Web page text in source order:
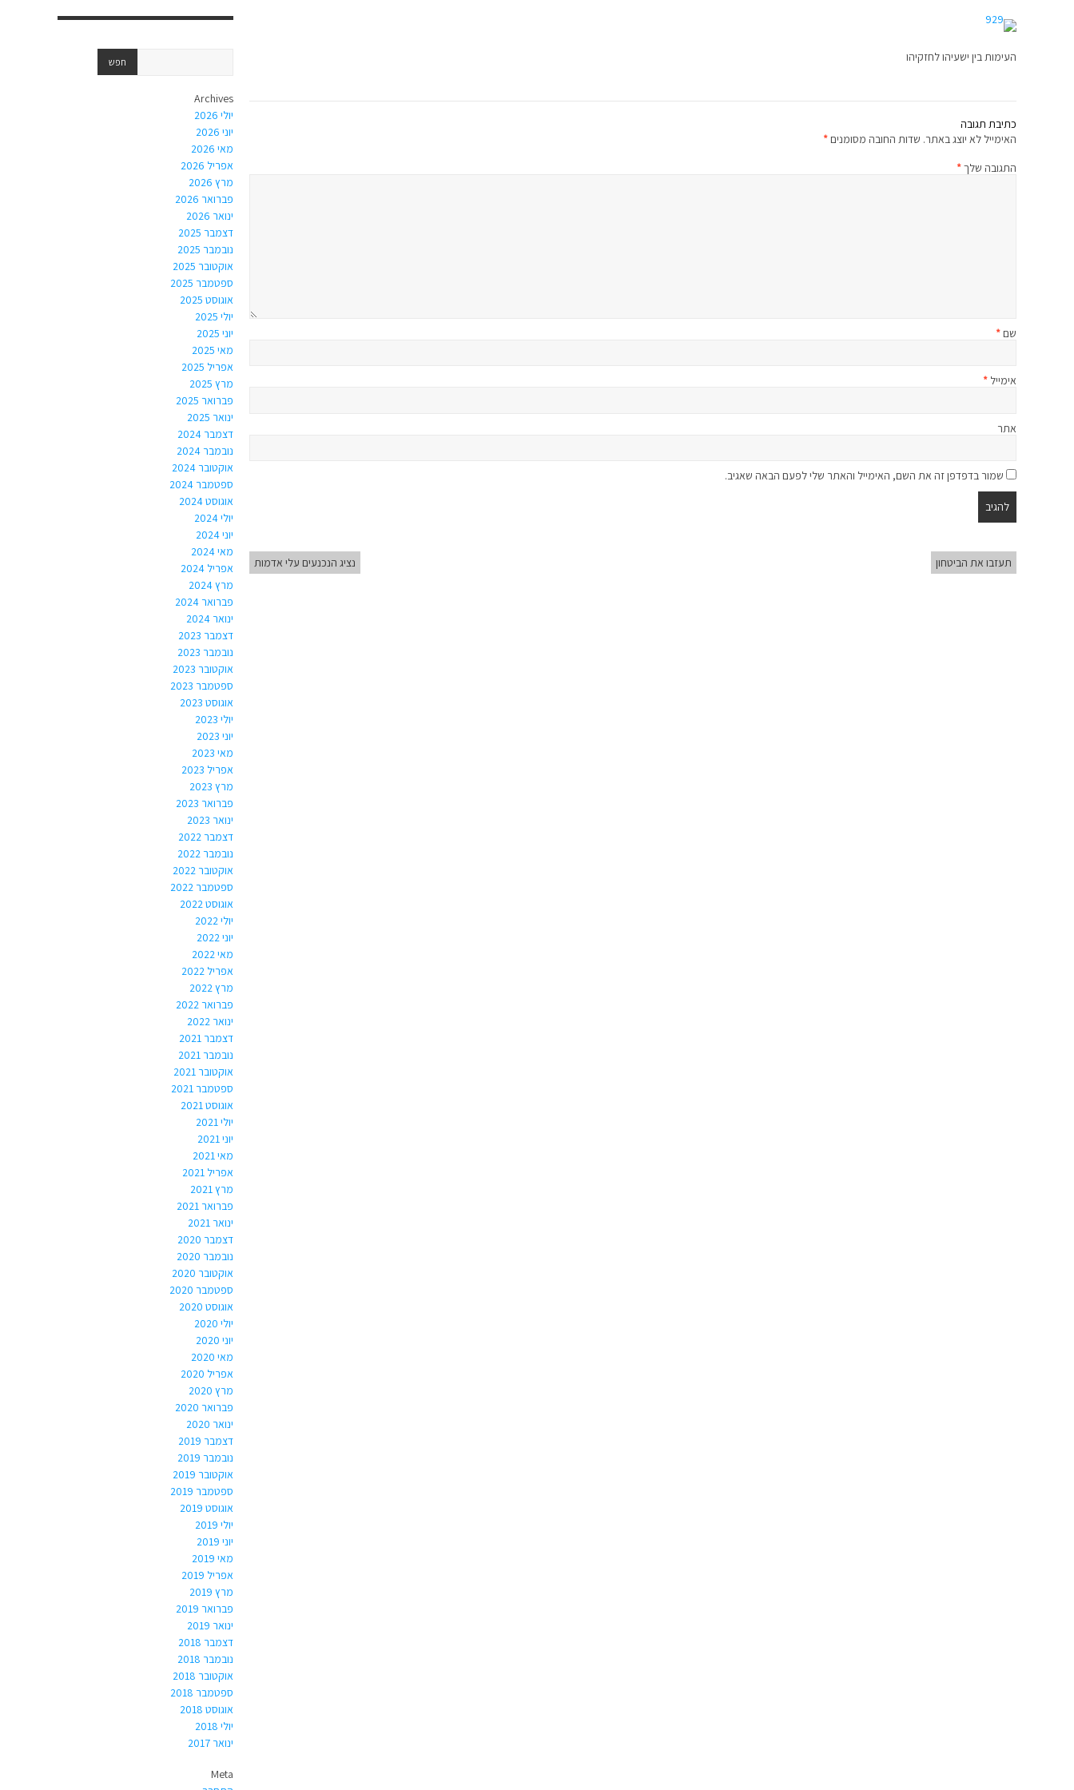
העימות בין ישעיהו לחזקיהו
כתיבת תגובה
האימייל לא יוצג באתר. שדות החובה מסומנים*
התגובה שלך*
שם*
אימייל *
אתר
שמור בדפדפן זה את השם, האימייל והאתר שלי לפעם הבאה שאגיב.
תעזבו את הביטחון נציג הנכנעים עלי אדמות
Archives
יולי 2026
יוני 2026
מאי 2026
אפריל 2026
מרץ 2026
פברואר 2026
ינואר 2026
דצמבר 2025
נובמבר 2025
אוקטובר 2025
ספטמבר 2025
אוגוסט 2025
יולי 2025
יוני 2025
מאי 2025
אפריל 2025
מרץ 2025
פברואר 2025
ינואר 2025
דצמבר 2024
נובמבר 2024
אוקטובר 2024
ספטמבר 2024
אוגוסט 2024
יולי 2024
יוני 2024
מאי 2024
אפריל 2024
מרץ 2024
פברואר 2024
ינואר 2024
דצמבר 2023
נובמבר 2023
אוקטובר 2023
ספטמבר 2023
אוגוסט 2023
יולי 2023
יוני 2023
מאי 2023
אפריל 2023
מרץ 2023
פברואר 2023
ינואר 2023
דצמבר 2022
נובמבר 2022
אוקטובר 2022
ספטמבר 2022
אוגוסט 2022
יולי 2022
יוני 2022
מאי 2022
אפריל 2022
מרץ 2022
פברואר 2022
ינואר 2022
דצמבר 2021
נובמבר 2021
אוקטובר 2021
ספטמבר 2021
אוגוסט 2021
יולי 2021
יוני 2021
מאי 2021
אפריל 2021
מרץ 2021
פברואר 2021
ינואר 2021
דצמבר 2020
נובמבר 2020
אוקטובר 2020
ספטמבר 2020
אוגוסט 2020
יולי 2020
יוני 2020
מאי 2020
אפריל 2020
מרץ 2020
פברואר 2020
ינואר 2020
דצמבר 2019
נובמבר 2019
אוקטובר 2019
ספטמבר 2019
אוגוסט 2019
יולי 2019
יוני 2019
מאי 2019
אפריל 2019
מרץ 2019
פברואר 2019
ינואר 2019
דצמבר 2018
נובמבר 2018
אוקטובר 2018
ספטמבר 2018
אוגוסט 2018
יולי 2018
ינואר 2017
Meta